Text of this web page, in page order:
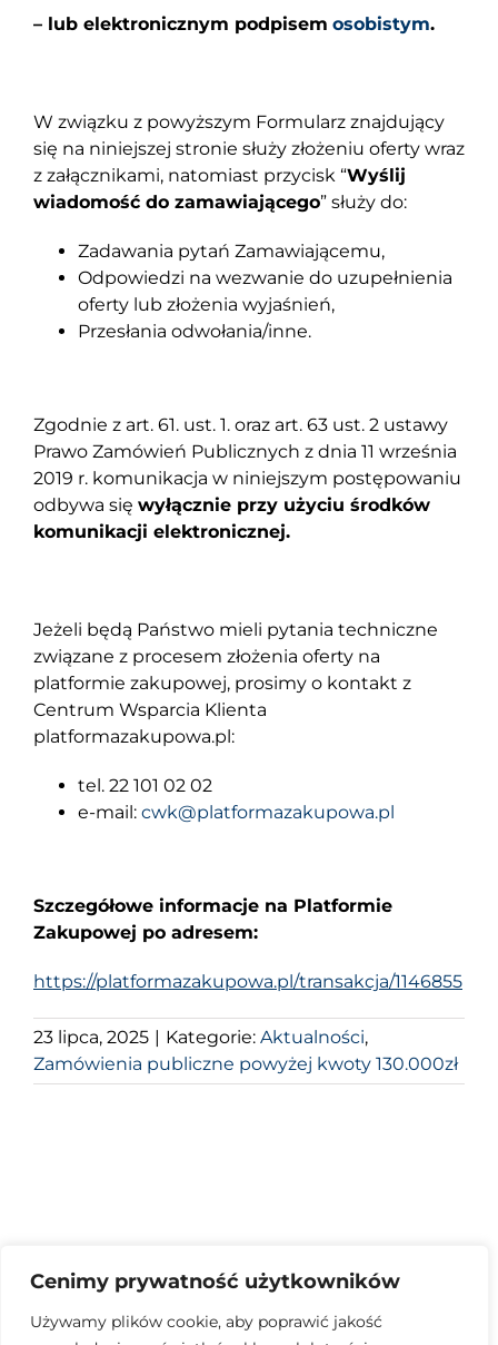
Cenimy prywatność użytkowników
Używamy plików cookie, aby poprawić jakość
– lub elektronicznym podpisem osobistym.
W związku z powyższym Formularz znajdujący
się na niniejszej stronie służy złożeniu oferty wraz
z załącznikami, natomiast przycisk “Wyślij
wiadomość do zamawiającego” służy do:
Zadawania pytań Zamawiającemu,
Odpowiedzi na wezwanie do uzupełnienia
oferty lub złożenia wyjaśnień,
Przesłania odwołania/inne.
Zgodnie z art. 61. ust. 1. oraz art. 63 ust. 2 ustawy
Prawo Zamówień Publicznych z dnia 11 września
2019 r. komunikacja w niniejszym postępowaniu
odbywa się wyłącznie przy użyciu środków
komunikacji elektronicznej.
Jeżeli będą Państwo mieli pytania techniczne
związane z procesem złożenia oferty na
platformie zakupowej, prosimy o kontakt z
Centrum Wsparcia Klienta
platformazakupowa.pl:
tel. 22 101 02 02
e-mail: cwk@platformazakupowa.pl
Szczegółowe informacje na Platformie
Zakupowej po adresem:
https://platformazakupowa.pl/transakcja/1146855
23 lipca, 2025 | Kategorie: Aktualności,
Zamówienia publiczne powyżej kwoty 130.000zł